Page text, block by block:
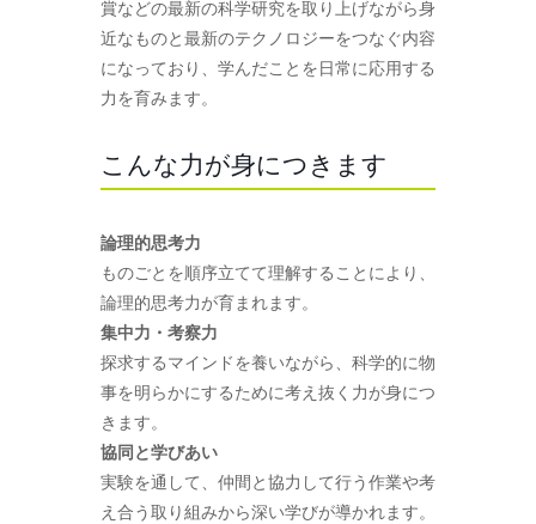
賞などの最新の科学研究を取り上げながら身
近なものと最新のテクノロジーをつなぐ内容
になっており、学んだことを日常に応用する
力を育みます。
こんな力が身につきます
論理的思考力
ものごとを順序立てて理解することにより、
論理的思考力が育まれます。
集中力・考察力
探求するマインドを養いながら、科学的に物
事を明らかにするために考え抜く力が身につ
きます。
協同と学びあい
実験を通して、仲間と協力して行う作業や考
え合う取り組みから深い学びが導かれます。